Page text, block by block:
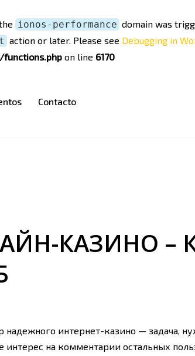
ionos-performance domain was
action or later. Please see Debugging in
on line 6170
Contacto
КАЗИНО –
интернет-казино — задача,
на комментарии остальных